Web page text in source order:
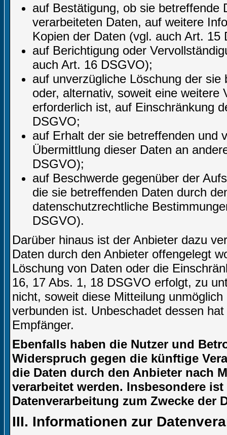
auf Bestätigung, ob sie betreffende
verarbeiteten Daten, auf weitere
Kopien der Daten (vgl. auch Art. 15
auf Berichtigung oder
auch Art. 16 DSGVO);
auf unverzügliche Löschung der
oder, alternativ, soweit eine
erforderlich ist, auf Einschränkung
DSGVO;
auf Erhalt der sie betreffenden und
Übermittlung dieser Daten an
DSGVO);
auf Beschwerde gegenüber der
die sie betreffenden Daten durch
datenschutzrechtliche
DSGVO).
Darüber hinaus ist der Anbieter dazu
Daten durch den Anbieter offengelegt
Löschung von Daten oder die
16, 17 Abs. 1, 18 DSGVO erfolgt, zu
nicht, soweit diese Mitteilung
verbunden ist. Unbeschadet dessen
Empfänger.
Ebenfalls haben die Nutzer und
Widerspruch gegen die künftige
die Daten durch den Anbieter nach
verarbeitet werden. Insbesondere
Datenverarbeitung zum Zwecke der
III. Informationen zur